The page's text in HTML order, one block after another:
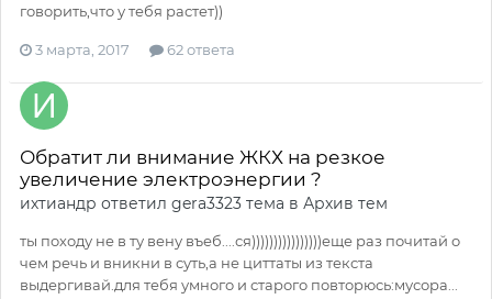
говорить,что у тебя растет))
3 марта, 2017 62 ответа
Обратит ли внимание ЖКХ на резкое
увеличение электроэнергии ?
ихтиандр ответил gera3323 тема в Архив тем
ты походу не в ту вену въеб....ся))))))))))))))))еще раз почитай о
чем речь и вникни в суть,а не циттаты из текста
выдергивай.для тебя умного и старого повторюсь:мусора...